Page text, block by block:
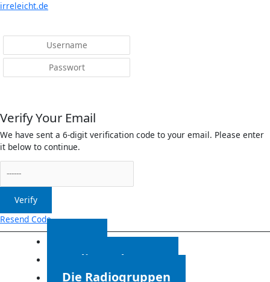
irreleicht.de
Verify Your Email
We have sent a 6-digit verification code to your email. Please enter
it below to continue.
Verify
Resend Code
Menü
Radiosendungen
Die Radiogruppen